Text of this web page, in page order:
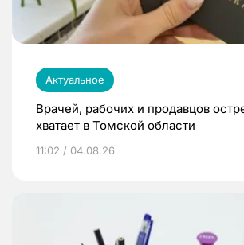
Актуальное
Врачей, рабочих и продавцов
хватает в Томской области
11:02 / 04.08.26